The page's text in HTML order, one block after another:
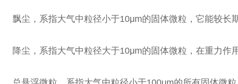
飘尘，系指大气中粒径小于10μm的固体微粒，它能较长
降尘，系指大气中粒径大于10μm的固体微粒，在重力作